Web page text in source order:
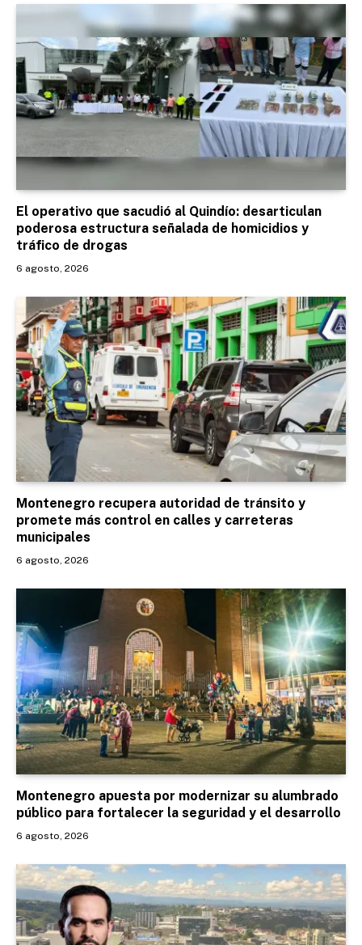
El operativo que sacudió al Quindío: desarticulan
poderosa estructura señalada de homicidios y
tráfico de drogas
6 agosto, 2026
Montenegro recupera autoridad de tránsito y
promete más control en calles y carreteras
municipales
6 agosto, 2026
Montenegro apuesta por modernizar su alumbrado
público para fortalecer la seguridad y el desarrollo
6 agosto, 2026